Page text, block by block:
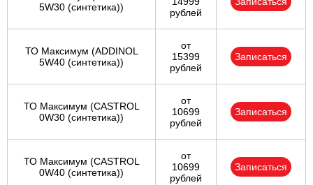
5W30 (синтетика))
рублей
ТО Максимум (ADDINOL
5W40 (синтетика))
от
15399
рублей
Записаться
ТО Максимум (CASTROL
0W30 (синтетика))
от
10699
рублей
Записаться
ТО Максимум (CASTROL
0W40 (синтетика))
от
10699
рублей
Записаться